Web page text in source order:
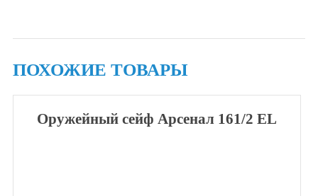
ПОХОЖИЕ ТОВАРЫ
Оружейный сейф Арсенал 161/2 EL